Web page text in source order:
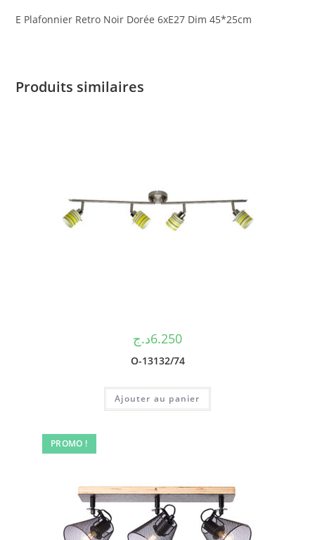
E Plafonnier Retro Noir Dorée 6xE27 Dim 45*25cm
Produits similaires
6.250د.ج
O-13132/74
Ajouter au panier
PROMO !